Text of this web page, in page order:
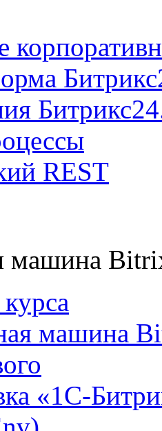
REST
машина
машина
«1С-